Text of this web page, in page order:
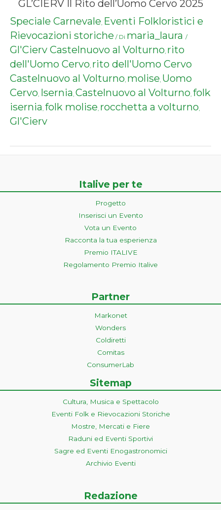
GL’CIERV Il Rito dell’Uomo Cervo 2025
Speciale Carnevale, Eventi Folkloristici e
Rievocazioni storiche / Di maria_laura /
Gl'Cierv Castelnuovo al Volturno, rito
dell'Uomo Cervo, rito dell'Uomo Cervo
Castelnuovo al Volturno, molise, Uomo
Cervo, Isernia, Castelnuovo al Volturno, folk
isernia, folk molise, rocchetta a volturno,
Gl'Cierv
Italive per te
Progetto
Inserisci un Evento
Vota un Evento
Racconta la tua esperienza
Premio ITALIVE
Regolamento Premio Italive
Partner
Markonet
Wonders
Coldiretti
Comitas
ConsumerLab
Sitemap
Cultura, Musica e Spettacolo
Eventi Folk e Rievocazioni Storiche
Mostre, Mercati e Fiere
Raduni ed Eventi Sportivi
Sagre ed Eventi Enogastronomici
Archivio Eventi
Redazione